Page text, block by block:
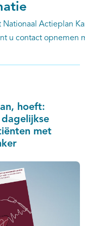
Actieplan
u contact opnemen
hoeft:
met